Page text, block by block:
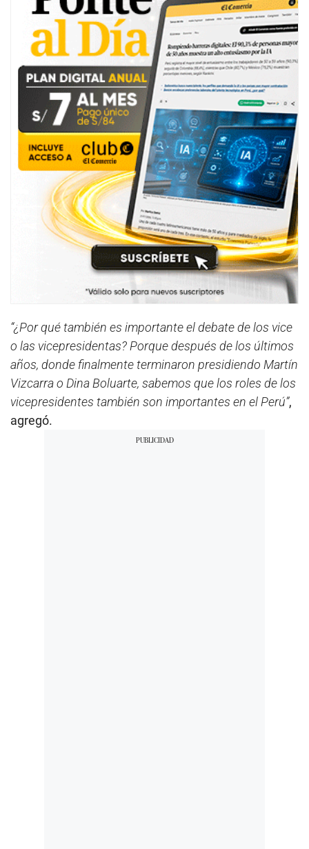
“¿Por qué también es importante el debate de los vice
o las vicepresidentas? Porque después de los últimos
años, donde finalmente terminaron presidiendo Martín
Vizcarra o Dina Boluarte, sabemos que los roles de los
vicepresidentes también son importantes en el Perú”,
agregó.